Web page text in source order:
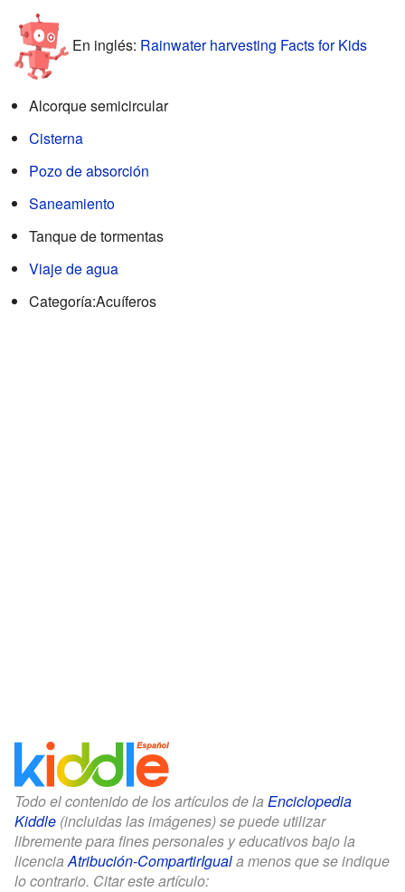
En inglés: Rainwater harvesting Facts for Kids
Alcorque semicircular
Cisterna
Pozo de absorción
Saneamiento
Tanque de tormentas
Viaje de agua
Categoría:Acuíferos
Todo el contenido de los artículos de la Enciclopedia
Kiddle (incluidas las imágenes) se puede utilizar
libremente para fines personales y educativos bajo la
licenciaAtribución-CompartirIguala menos que se indique
lo contrario. Citar este artículo: